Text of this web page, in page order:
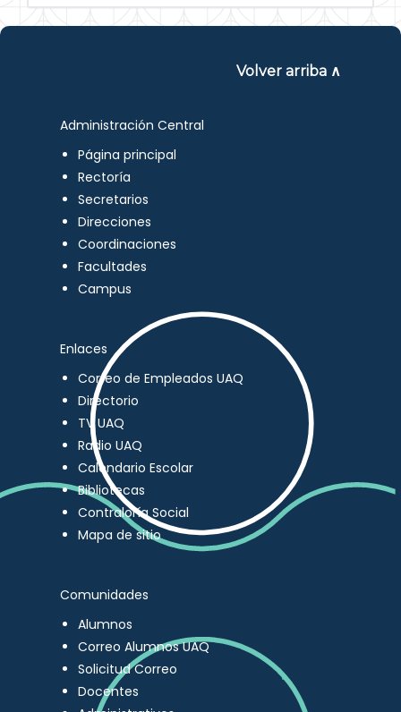
Volver arriba ∧
Administración Central
Página principal
Rectoría
Secretarios
Direcciones
Coordinaciones
Facultades
Campus
Enlaces
Correo de Empleados UAQ
Directorio
TV UAQ
Radio UAQ
Calendario Escolar
Bibliotecas
Contraloría Social
Mapa de sitio
Comunidades
Alumnos
Correo Alumnos UAQ
Solicitud Correo
Docentes